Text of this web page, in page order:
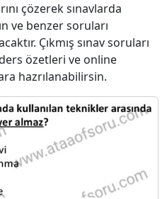
çözerek sınavlarda
ve benzer soruları
Çıkmış sınav soruları
özetleri ve online
hazrılanabilirsin.